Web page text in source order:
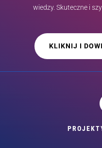
wiedzy. Skuteczne i
KLIKNIJ I